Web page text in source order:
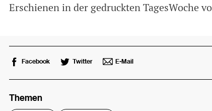
Erschienen in der gedruckten TagesWoche
Facebook Twitter E-Mail
Themen